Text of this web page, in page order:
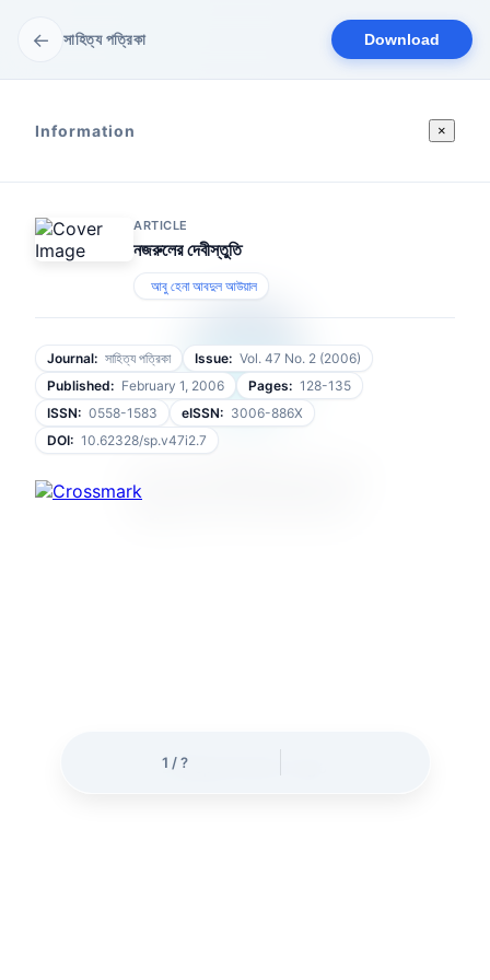
← সাহিত্য পত্রিকা Download
Information ×
ARTICLE
নজরুলের দেবীস্তুতি
আবু হেনা আবদুল আউয়াল
Journal: সাহিত্য পত্রিকা Issue: Vol. 47 No. 2 (2006)
Published: February 1, 2006 Pages: 128-135
ISSN: 0558-1583 eISSN: 3006-886X
DOI: 10.62328/sp.v47i2.7
আপনার ফাইলটি প্রস্তুত হচ্ছে
অনুগ্রহ করে অপেক্ষা করুন
1 /?